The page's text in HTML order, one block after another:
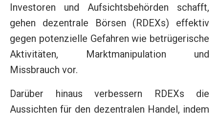
Investoren und Aufsichtsbehörden schafft,
gehen dezentrale Börsen (RDEXs) effektiv
gegen potenzielle Gefahren wie betrügerische
Aktivitäten, Marktmanipulation und
Missbrauch vor.
Darüber hinaus verbessern RDEXs die
Aussichten für den dezentralen Handel, indem